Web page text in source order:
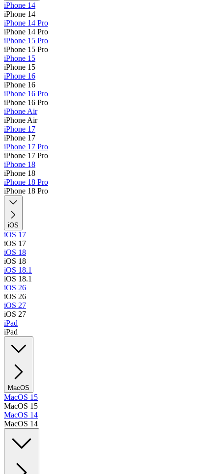
iPhone 14
iPhone 14
iPhone 14 Pro
iPhone 14 Pro
iPhone 15 Pro
iPhone 15 Pro
iPhone 15
iPhone 15
iPhone 16
iPhone 16
iPhone 16 Pro
iPhone 16 Pro
iPhone Air
iPhone Air
iPhone 17
iPhone 17
iPhone 17 Pro
iPhone 17 Pro
iPhone 18
iPhone 18
iPhone 18 Pro
iPhone 18 Pro
iOS
iOS 17
iOS 17
iOS 18
iOS 18
iOS 18.1
iOS 18.1
iOS 26
iOS 26
iOS 27
iOS 27
iPad
iPad
MacOS
MacOS 15
MacOS 15
MacOS 14
MacOS 14